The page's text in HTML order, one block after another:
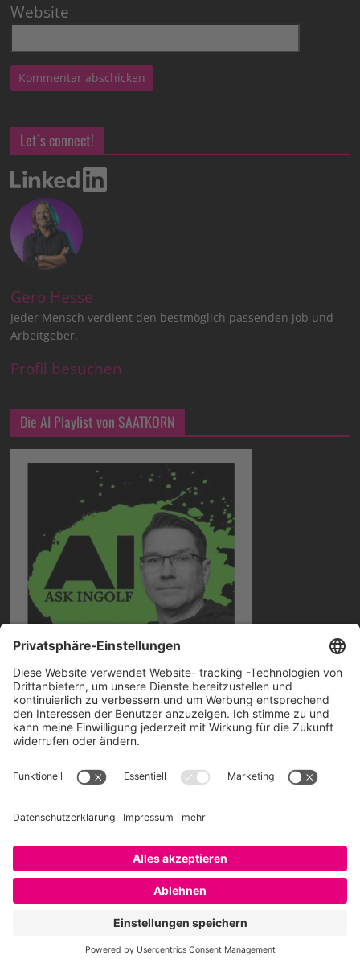
Website
Let’s connect!
Gero Hesse
Jeder Mensch verdient den bestmöglich passenden Job und
Arbeitgeber.
Profil besuchen
Die AI Playlist von SAATKORN
Die CHRO-Talk Playlist von SAATKORN